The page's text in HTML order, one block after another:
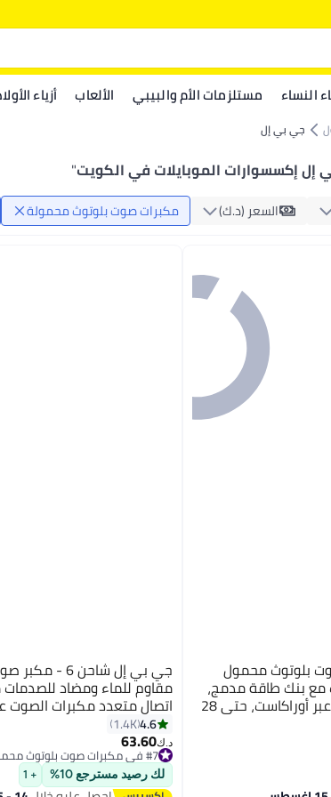
النساء مستلزمات الأم والبيبي الألعاب أزياء
جي بي إل
إل إكسسوارات الموبايلات في الكويت"
السعر (د.ك‏) مكبرات صوت بلوتوث محمولة
- مكبر صوت بلوتوث محمول
مع بنك طاقة مدمج،
اتصال متعدد مكبرات الصوت عبر أوراكاست، حتى 28
سريع، وصوت قوي
جي بي إل شاحن
مقاوم للماء ومضاد
ساعة من وقت التشغيل،
4.6
1.4K
د.ك‏63.60
#7 في مكبرات صوت بلوتوث محمولة
باقي 2 وحدات في المخزون
#7 في مكبرات صوت بلوتوث محمولة
لك رصيد مسترجع 10% + 1